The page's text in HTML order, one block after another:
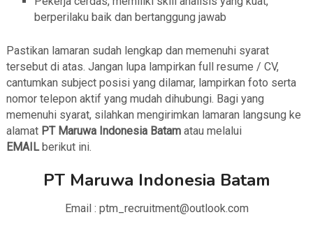
berperilaku baik dan bertanggung jawab
Pastikan lamaran sudah lengkap dan memenuhi syarat
tersebut di atas. Jangan lupa lampirkan full resume / CV,
cantumkan subject posisi yang dilamar, lampirkan foto serta
nomor telepon aktif yang mudah dihubungi. Bagi yang
memenuhi syarat, silahkan mengirimkan lamaran langsung ke
alamat PT Maruwa Indonesia Batam atau melalui
EMAILberikut ini.
PT Maruwa Indonesia Batam
Email : ptm_recruitment@outlook.com